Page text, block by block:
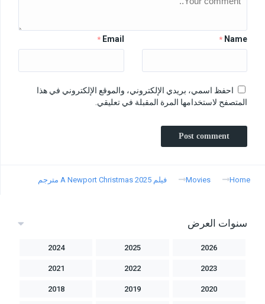
Name
*
Email
*
احفظ اسمي، بريدي الإلكتروني، والموقع الإلكتروني في هذا
المتصفح لاستخدامها المرة المقبلة في تعليقي.
Home
Movies فيلم A Newport Christmas 2025 مترجم
سنوات العرض
2026
2025
2024
2023
2022
2021
2020
2019
2018